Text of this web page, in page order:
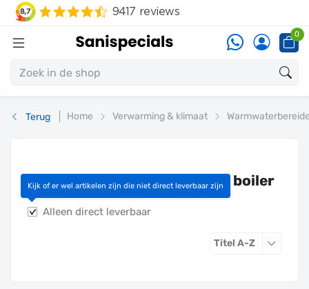
0
Terug Home Verwarming & klimaat
Boilerset indirect gestookte boiler
Kijk of er wel artikelen zijn die niet direct leverbaar zijn
Alleen direct leverbaar
Titel A-ZSorteren op